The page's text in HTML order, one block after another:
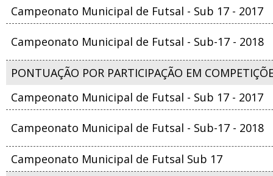
Campeonato Municipal de Futsal - Sub 17 - 2017
Campeonato Municipal de Futsal - Sub-17 - 2018
PONTUAÇÃO POR PARTICIPAÇÃO EM
Campeonato Municipal de Futsal - Sub 17 - 2017
Campeonato Municipal de Futsal - Sub-17 - 2018
Campeonato Municipal de Futsal Sub 17